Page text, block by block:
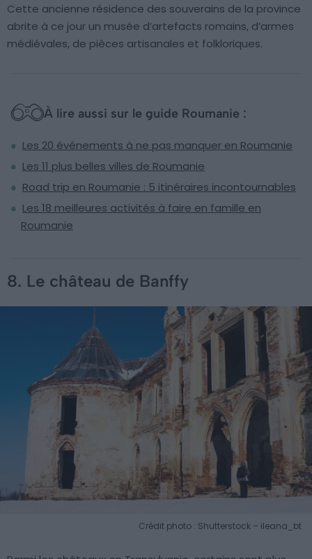
Cette ancienne résidence des souverains de la province
abrite à ce jour un musée d’artefacts romains, d’armes
médiévales, de pièces artisanales et folkloriques.
À lire aussi sur le guide Roumanie :
Les 20 événements à ne pas manquer en Roumanie
Les 11 plus belles villes de Roumanie
Road trip en Roumanie : 5 itinéraires incontournables
Les 18 meilleures activités à faire en famille en
Roumanie
8. Le château de Banffy
Crédit photo : Shutterstock – ileana_bt